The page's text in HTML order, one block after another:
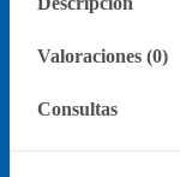
Valoraciones (0)
Consultas